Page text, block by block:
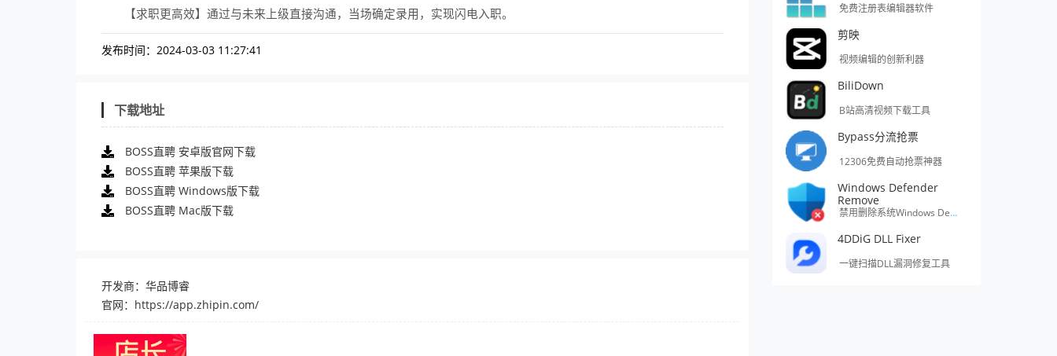
【求职更高效】通过与未来上级直接沟通，当场确定录用，实现闪电入职。
发布时间：2024-03-03 11:27:41
下载地址
BOSS直聘 安卓版官网下载
BOSS直聘 苹果版下载
BOSS直聘 Windows版下载
BOSS直聘 Mac版下载
开发商：华品博睿
官网： https://app.zhipin.com/
免费注册表编辑器软件
剪映
视频编辑的创新利器
BiliDown
B站高清视频下载工具
Bypass分流抢票
12306免费自动抢票神器
Windows Defender
Remove
禁用删除系统Windows Defender的工具
4DDiG DLL Fixer
一键扫描DLL漏洞修复工具